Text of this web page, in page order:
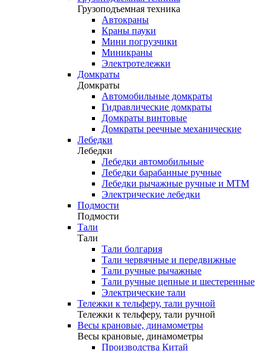
Грузоподъемная техника
Автокраны
Краны пауки
Мини погрузчики
Миникраны
Электротележки
Домкраты
Домкраты
Автомобильные домкраты
Гидравлические домкраты
Домкраты винтовые
Домкраты реечные механические
Лебедки
Лебедки
Лебедки автомобильные
Лебедки барабанные ручные
Лебедки рычажные ручные и МТМ
Электрические лебедки
Подмости
Подмости
Тали
Тали
Тали болгария
Тали червячные и передвижные
Тали ручные рычажные
Тали ручные цепные и шестеренные
Электрические тали
Тележки к тельферу, тали ручной
Тележки к тельферу, тали ручной
Весы крановые, динамометры
Весы крановые, динамометры
Производства Китай